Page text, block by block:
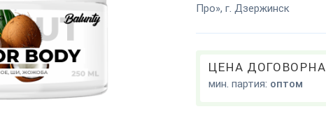
Про», г. Дзержинск
ЦЕНА
мин. партия: оптом